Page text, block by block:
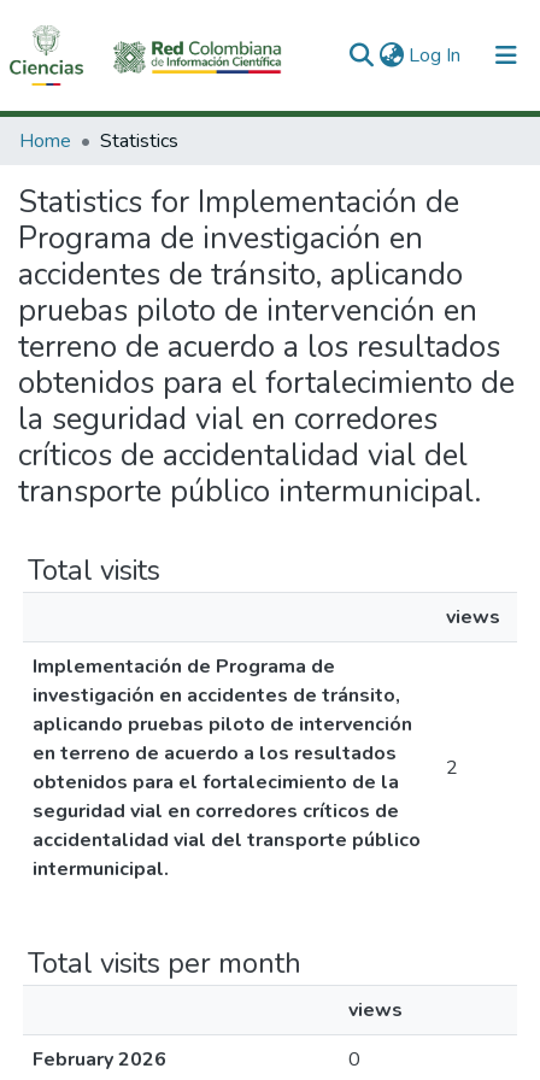
Log In (current)
Communities & Collections
All of DSpace
Home Statistics
Statistics for Implementación de
Programa de investigación en
accidentes de tránsito, aplicando
pruebas piloto de intervención en
terreno de acuerdo a los resultados
obtenidos para el fortalecimiento de
la seguridad vial en corredores
críticos de accidentalidad vial del
transporte público intermunicipal.
Total visits
views
Implementación de Programa de
investigación en accidentes de tránsito,
aplicando pruebas piloto de intervención
en terreno de acuerdo a los resultados
obtenidos para el fortalecimiento de la
seguridad vial en corredores críticos de
accidentalidad vial del transporte público
intermunicipal.
2
Total visits per month
views
February 2026
0